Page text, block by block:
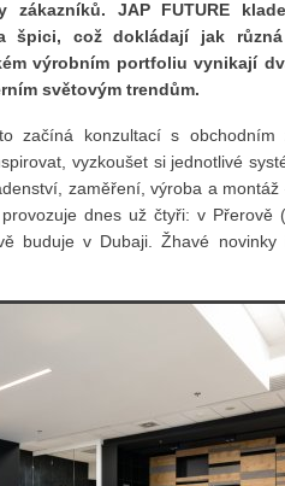
JAP FUTURE
špici, což dokládají jak
výrobním portfoliu vynikají
světovým trendům.
začíná konzultací s obchodním
vyzkoušet si jednotlivé
zaměření, výroba a
dnes už čtyři: v Přerově
buduje v Dubaji. Žhavé novinky